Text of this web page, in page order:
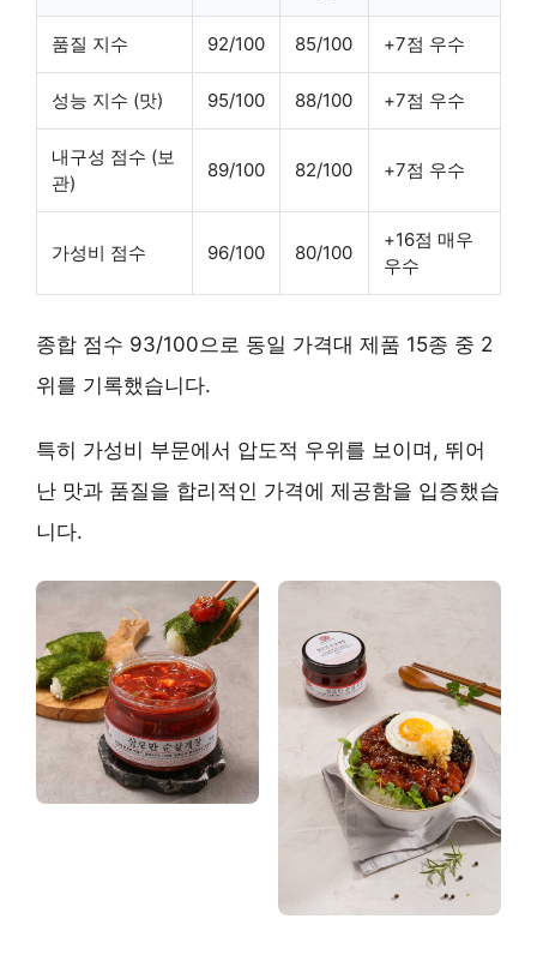
품질 지수 92/100 85/100 +7점 우수
성능 지수 (맛) 95/100 88/100 +7점 우수
내구성 점수 (보
관)
89/100 82/100 +7점 우수
가성비 점수 96/100 80/100
+16점 매우
우수
종합 점수 93/100으로 동일 가격대 제품 15종 중 2
위를 기록했습니다.
특히 가성비 부문에서 압도적 우위를 보이며, 뛰어
난 맛과 품질을 합리적인 가격에 제공함을 입증했습
니다.